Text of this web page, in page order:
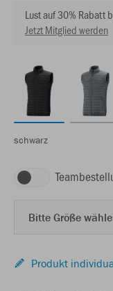
Lust auf 30% Rabatt
Jetzt Mitglied werden
schwarz
Bitte Größe
Produkt